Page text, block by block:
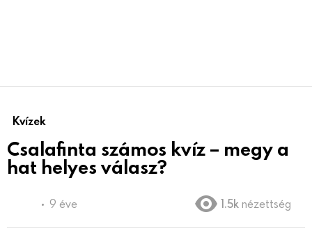
Kvízek
Csalafinta számos kvíz – megy a
hat helyes válasz?
9 éve 1.5k nézettség